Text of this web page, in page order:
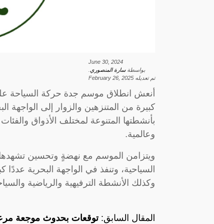
June 30, 2024
بواسطةسارة المنصوري
تم تعديله February 26, 2025
أنعش انطلاق موسم جدة حركة السياحة
كبيرة من المتنزهين والزوار إلى الواجهة
بأنشطتها المتنوعة لمختلف الأذواق
وعالمية.
ويتزامن الموسم مع نهضةٍ وتحسين تشهدها
السياحية، وتنفذ في الواجهة البحرية عددًا
وكذلك الأنشطة الترفيهية والرياضية
المقال السابق:توقعات بحدوث موجعة